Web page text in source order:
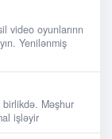
video oyunlarınn
Yenilənmiş
Məşhur
işləyir